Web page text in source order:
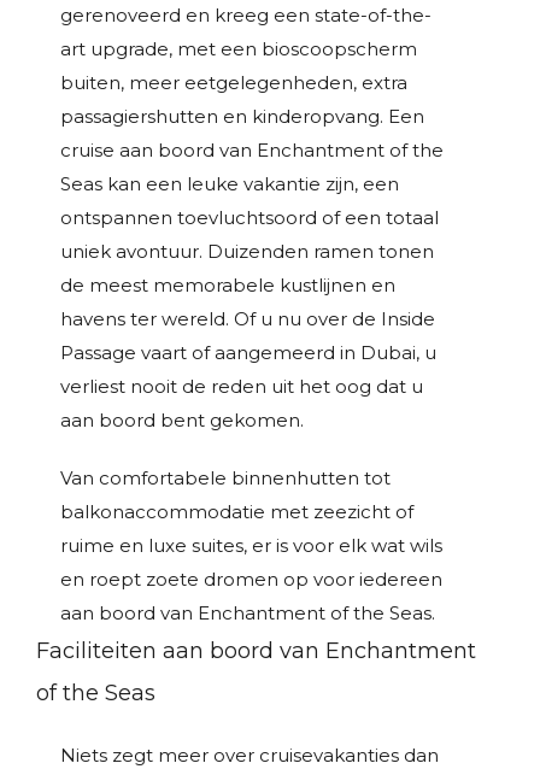
gerenoveerd en kreeg een state-of-the-
art upgrade, met een bioscoopscherm
buiten, meer eetgelegenheden, extra
passagiershutten en kinderopvang. Een
cruise aan boord van Enchantment of the
Seas kan een leuke vakantie zijn, een
ontspannen toevluchtsoord of een totaal
uniek avontuur. Duizenden ramen tonen
de meest memorabele kustlijnen en
havens ter wereld. Of u nu over de Inside
Passage vaart of aangemeerd in Dubai, u
verliest nooit de reden uit het oog dat u
aan boord bent gekomen.
Van comfortabele binnenhutten tot
balkonaccommodatie met zeezicht of
ruime en luxe suites, er is voor elk wat wils
en roept zoete dromen op voor iedereen
aan boord van Enchantment of the Seas.
Faciliteiten aan boord van Enchantment
of the Seas
Niets zegt meer over cruisevakanties dan